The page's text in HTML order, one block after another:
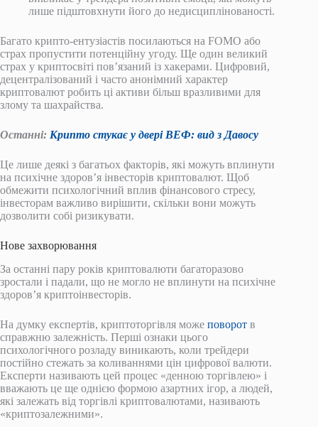
лише підштовхнути його до недисциплінованості.
Багато крипто-ентузіастів посилаються на FOMO або
страх пропустити потенційну угоду. Ще один великий
страх у криптосвіті пов’язаний із хакерами. Цифровий,
децентралізований і часто анонімний характер
криптовалют робить ці активи більш вразливими для
злому та шахрайства.
Останні: Крипто стукає у двері ВЕФ: вид з Давосу
Це лише деякі з багатьох факторів, які можуть вплинути
на психічне здоров’я інвесторів криптовалют. Щоб
обмежити психологічний вплив фінансового стресу,
інвесторам важливо вирішити, скільки вони можуть
дозволити собі ризикувати.
Нове захворювання
За останні пару років криптовалюти багаторазово
зростали і падали, що не могло не вплинути на психічне
здоров’я криптоінвесторів.
На думку експертів, криптоторгівля може поворот в
справжню залежність. Перші ознаки цього
психологічного розладу виникають, коли трейдери
постійно стежать за коливаннями цін цифрової валюти.
Експерти називають цей процес «денною торгівлею» і
вважають це ще однією формою азартних ігор, а людей,
які залежать від торгівлі криптовалютами, називають
«криптозалежними».